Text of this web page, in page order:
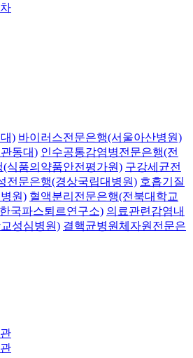
) 바이러스전문은행(서울아산병원)
동대) 인수공통감염병전문은행(전
식품의약품안전평가원) 구강세균전
전문은행(경상국립대병원) 호흡기질
원) 혈액분리전문은행(전북대학교
국파스퇴르연구소) 의료관련감염내
성심병원) 결핵균병원체자원전문은